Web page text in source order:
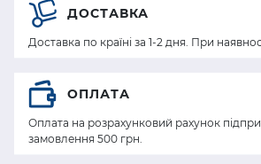
ДОСТАВКА
Доставка по країні за 1-2 дня. При
ОПЛАТА
Оплата на розрахунковий рахунок
замовлення 500 грн.